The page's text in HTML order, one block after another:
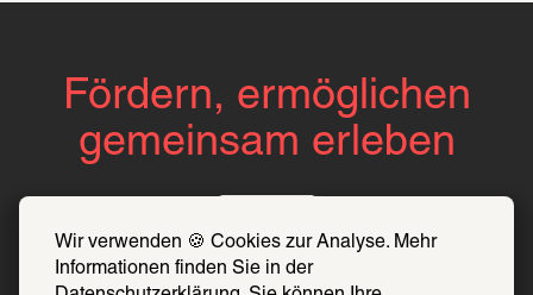
Wir verwenden 🍪 Cookies zur Analyse. Mehr
Informationen finden Sie in der
Fördern, ermöglichen
gemeinsam erleben